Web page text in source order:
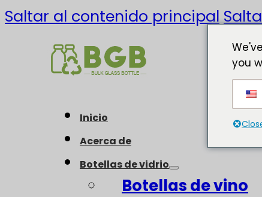
Saltar al contenido principal
Inicio
Acerca de
Botellas de vidrio
Botellas de vino
you